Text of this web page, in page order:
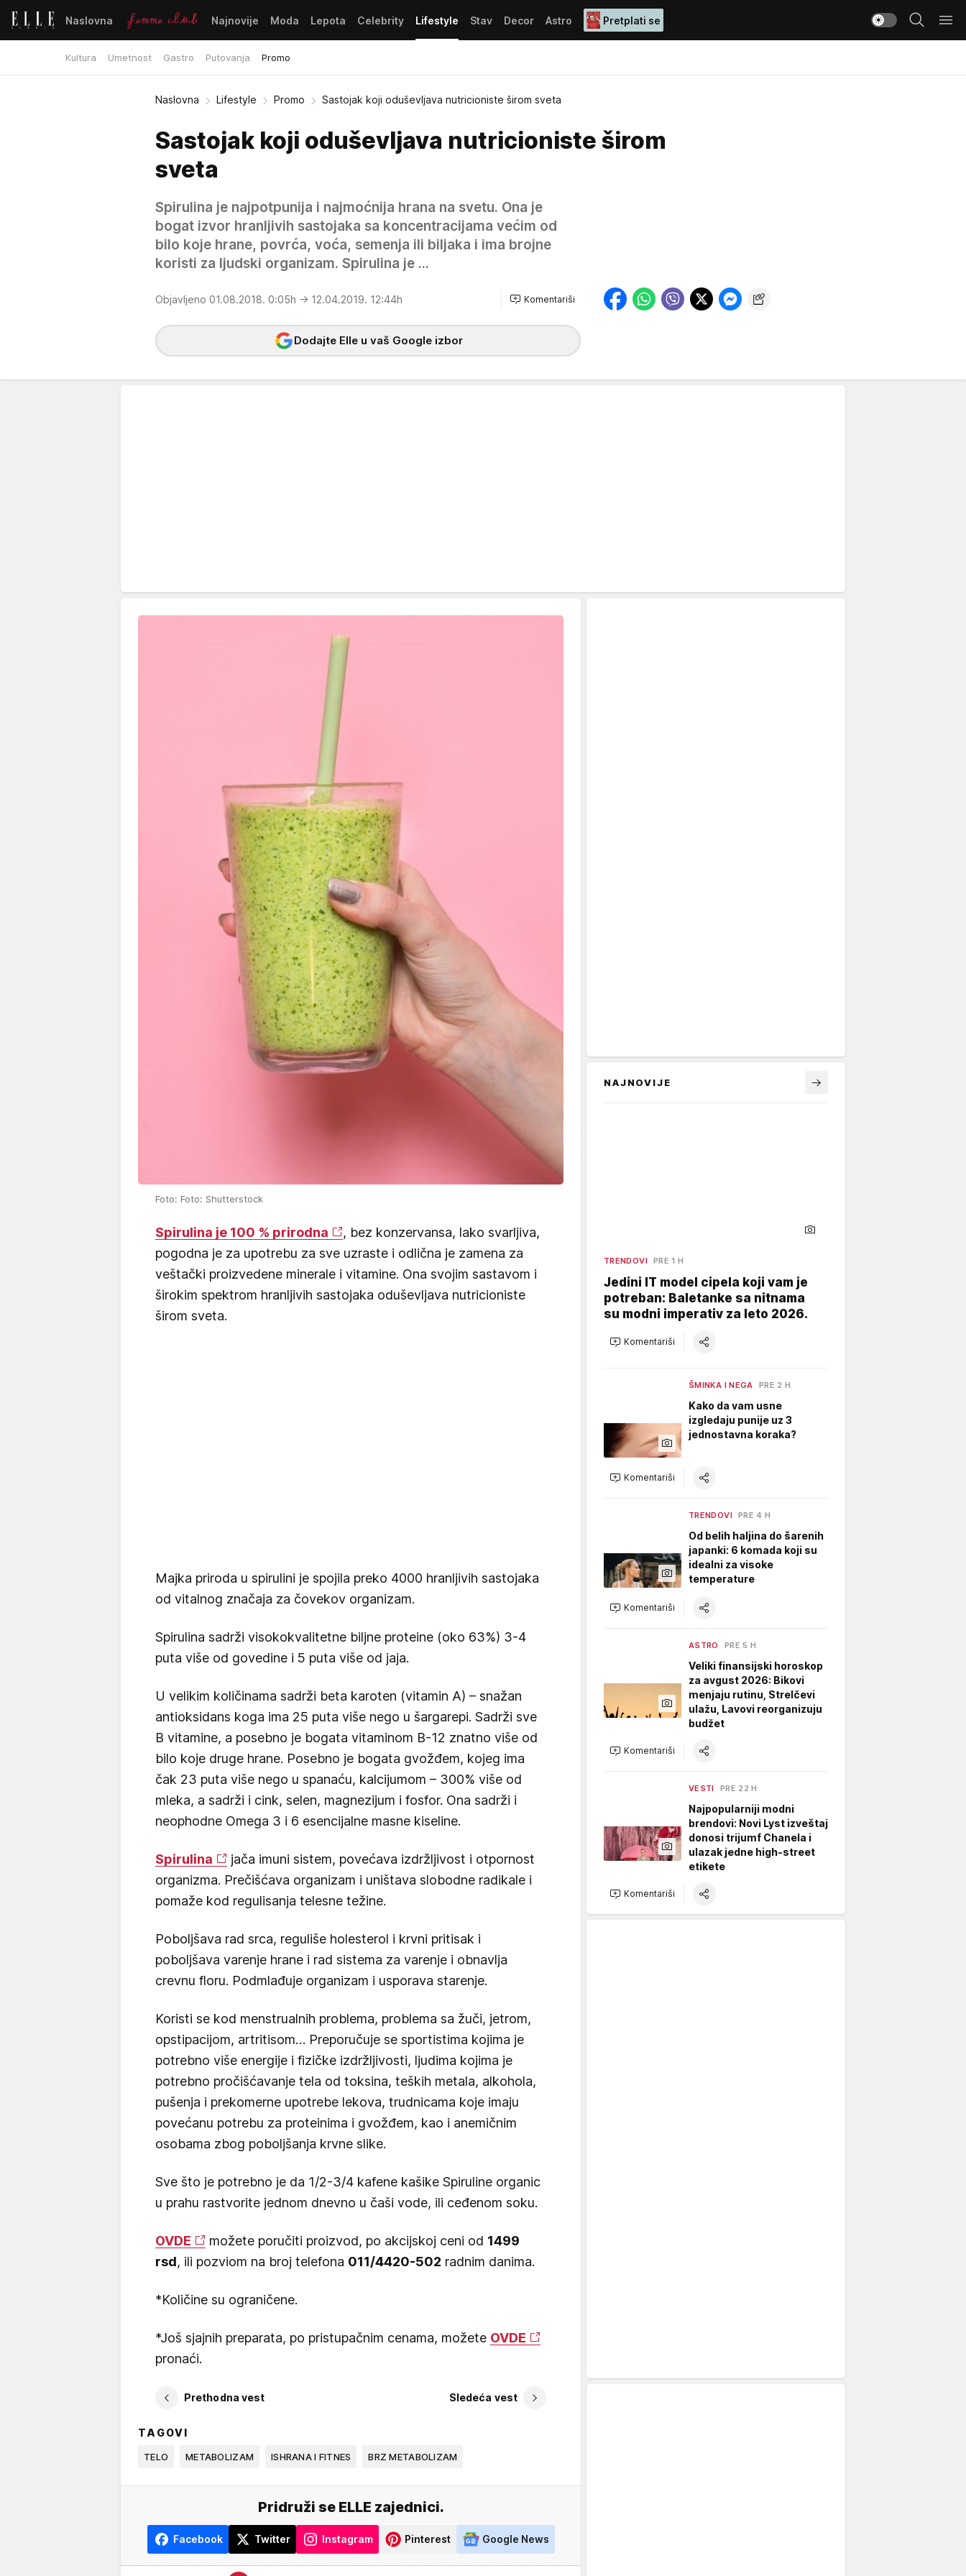
Naslovna Najnovije Moda Lepota Celebrity Lifestyle
Kultura Umetnost Gastro Putovanja Promo
Stav Decor Astro Pretplati se
Naslovna Lifestyle Promo Sastojak koji oduševljava nutricioniste širom sveta
Sastojak koji oduševljava nutricioniste širom
sveta
Spirulina je najpotpunija i najmoćnija hrana na svetu. Ona je
bogat izvor hranljivih sastojaka sa koncentracijama većim od
bilo koje hrane, povrća, voća, semenja ili biljaka i ima brojne
koristi za ljudski organizam. Spirulina je ...
Objavljeno 01.08.2018. 0:05h → 12.04.2019. 12:44h Komentariši
Dodajte Elle u vaš Google izbor
Foto: Foto: Shutterstock
Spirulina je 100 % prirodna
, bez konzervansa, lako svarljiva,
pogodna je za upotrebu za sve uzraste i odlična je zamena za
veštački proizvedene minerale i vitamine. Ona svojim sastavom i
širokim spektrom hranljivih sastojaka oduševljava nutricioniste
širom sveta.
Majka priroda u spirulini je spojila preko 4000 hranljivih sastojaka
od vitalnog značaja za čovekov organizam.
Spirulina sadrži visokokvalitetne biljne proteine (oko 63%) 3-4
puta više od govedine i 5 puta više od jaja.
U velikim količinama sadrži beta karoten (vitamin A) – snažan
antioksidans koga ima 25 puta više nego u šargarepi. Sadrži sve
B vitamine, a posebno je bogata vitaminom B-12 znatno više od
bilo koje druge hrane. Posebno je bogata gvožđem, kojeg ima
čak 23 puta više nego u spanaću, kalcijumom – 300% više od
mleka, a sadrži i cink, selen, magnezijum i fosfor. Ona sadrži i
neophodne Omega 3 i 6 esencijalne masne kiseline.
Spirulina
jača imuni sistem, povećava izdržljivost i otpornost
organizma. Prečišćava organizam i uništava slobodne radikale i
pomaže kod regulisanja telesne težine.
Poboljšava rad srca, reguliše holesterol i krvni pritisak i
poboljšava varenje hrane i rad sistema za varenje i obnavlja
crevnu floru. Podmlađuje organizam i usporava starenje.
Koristi se kod menstrualnih problema, problema sa žuči, jetrom,
opstipacijom, artritisom… Preporučuje se sportistima kojima je
potrebno više energije i fizičke izdržljivosti, ljudima kojima je
potrebno pročišćavanje tela od toksina, teških metala, alkohola,
pušenja i prekomerne upotrebe lekova, trudnicama koje imaju
povećanu potrebu za proteinima i gvožđem, kao i anemičnim
osobama zbog poboljšanja krvne slike.
Sve što je potrebno je da 1/2-3/4 kafene kašike Spiruline organic
u prahu rastvorite jednom dnevno u čaši vode, ili ceđenom soku.
OVDE možete poručiti proizvod, po akcijskoj ceni od 1499
rsd, ili pozviom na broj telefona 011/4420-502 radnim danima.
*Količine su ograničene.
*Još sjajnih preparata, po pristupačnim cenama, možete OVDE
pronaći.
Prethodna vest Sledeća vest
TAGOVI
TELO METABOLIZAM ISHRANA I FITNES BRZ METABOLIZAM
Pridruži se ELLE zajednici.
Facebook Twitter Instagram Pinterest Google News
NAJNOVIJE
TRENDOVI PRE 1 H
Jedini IT model cipela koji vam je
potreban: Baletanke sa nitnama
su modni imperativ za leto 2026.
Komentariši
ŠMINKA I NEGA PRE 2 H
Kako da vam usne
izgledaju punije uz 3
jednostavna koraka?
Komentariši
TRENDOVI PRE 4 H
Od belih haljina do šarenih
japanki: 6 komada koji su
idealni za visoke
temperature
Komentariši
ASTRO PRE 5 H
Veliki finansijski horoskop
za avgust 2026: Bikovi
menjaju rutinu, Strelčevi
ulažu, Lavovi reorganizuju
budžet
Komentariši
VESTI PRE 22 H
Najpopularniji modni
brendovi: Novi Lyst izveštaj
donosi trijumf Chanela i
ulazak jedne high-street
etikete
Komentariši